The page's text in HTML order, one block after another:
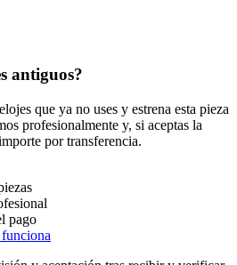
antiguos?
que ya no uses y estrena esta pieza
profesionalmente y, si aceptas la
por transferencia.
pago